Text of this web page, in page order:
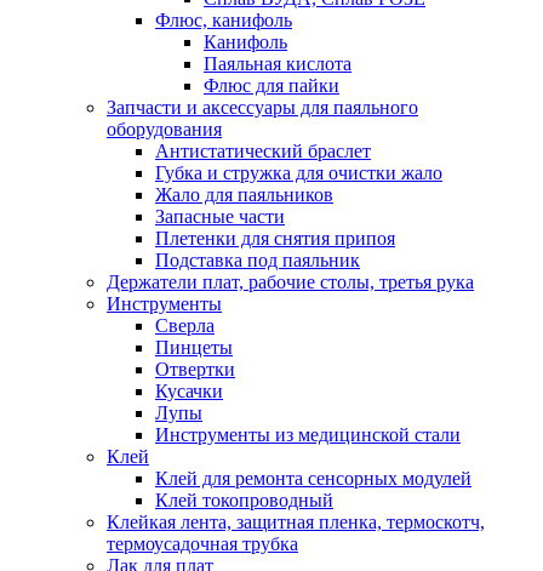
Флюс, канифоль
Канифоль
Паяльная кислота
Флюс для пайки
Запчасти и аксессуары для паяльного
оборудования
Антистатический браслет
Губка и стружка для очистки жало
Жало для паяльников
Запасные части
Плетенки для снятия припоя
Подставка под паяльник
Держатели плат, рабочие столы, третья рука
Инструменты
Сверла
Пинцеты
Отвертки
Кусачки
Лупы
Инструменты из медицинской стали
Клей
Клей для ремонта сенсорных модулей
Клей токопроводный
Клейкая лента, защитная пленка, термоскотч,
термоусадочная трубка
Лак для плат